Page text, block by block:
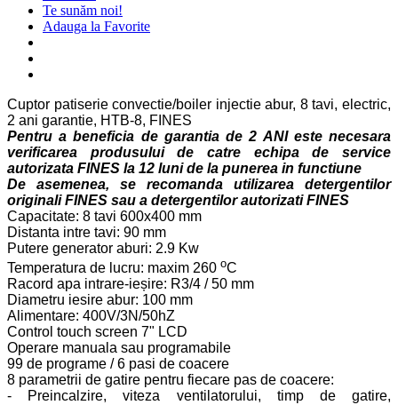
Te sunăm noi!
Adauga la Favorite
Cuptor patiserie convectie/boiler injectie abur, 8 tavi, electric,
2 ani garantie, HTB-8, FINES
Pentru a beneficia de garantia de 2 ANI este necesara
verificarea produsului de catre echipa de service
autorizata FINES la 12 luni de la punerea in functiune
De asemenea, se recomanda utilizarea detergentilor
originali FINES sau a detergentilor autorizati FINES
Capacitate: 8 tavi 600x400 mm
Distanta intre tavi: 90 mm
Putere generator aburi: 2.9 Kw
Temperatura de lucru: maxim 260 oC
Racord apa intrare-ieșire: R3/4 / 50 mm
Diametru iesire abur: 100 mm
Alimentare: 400V/3N/50hZ
Control touch screen 7" LCD
Operare manuala sau programabile
99 de programe / 6 pasi de coacere
8 parametrii de gatire pentru fiecare pas de coacere:
- Preincalzire, viteza ventilatorului, timp de gatire,